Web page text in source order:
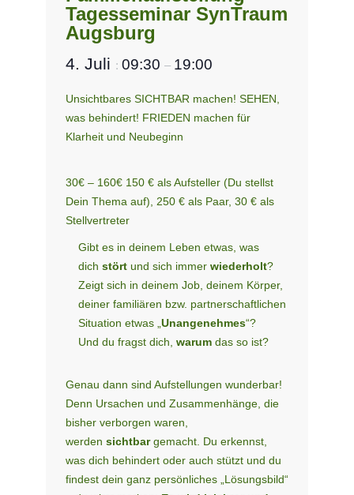
Tagesseminar SynTraum
Augsburg
4. Juli : 09:30 – 19:00
Unsichtbares SICHTBAR machen! SEHEN,
was behindert! FRIEDEN machen für
Klarheit und Neubeginn
30€ – 160€ 150 € als Aufsteller (Du stellst
Dein Thema auf), 250 € als Paar, 30 € als
Stellvertreter
Gibt es in deinem Leben etwas, was
dich stört und sich immer wiederholt?
Zeigt sich in deinem Job, deinem Körper,
deiner familiären bzw. partner­schaftlichen
Situation etwas „ Unangenehmes“?
Und du fragst dich, warum das so ist?
Genau dann sind Aufstellungen wunderbar!
Denn Ursachen und Zusammen­hänge, die
bisher verborgen waren,
werden sichtbargemacht. Du erkennst,
was dich behindert oder auch stützt und du
findest dein ganz persönliches „Lösungsbild“